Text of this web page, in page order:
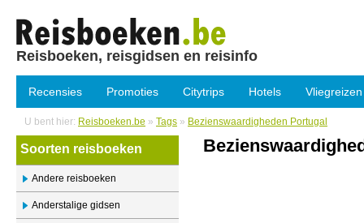
Reisboeken, reisgidsen en reisinfo
Recensies Promoties Citytrips Hotels Vliegreizen
U bent hier: Reisboeken.be » Tags » Bezienswaardigheden Portugal
Soorten reisboeken
Andere reisboeken
Anderstalige gidsen